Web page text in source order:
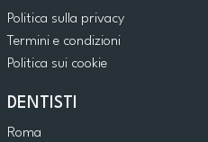
Politica sulla privacy
Termini e condizioni
Politica sui cookie
DENTISTI
Roma